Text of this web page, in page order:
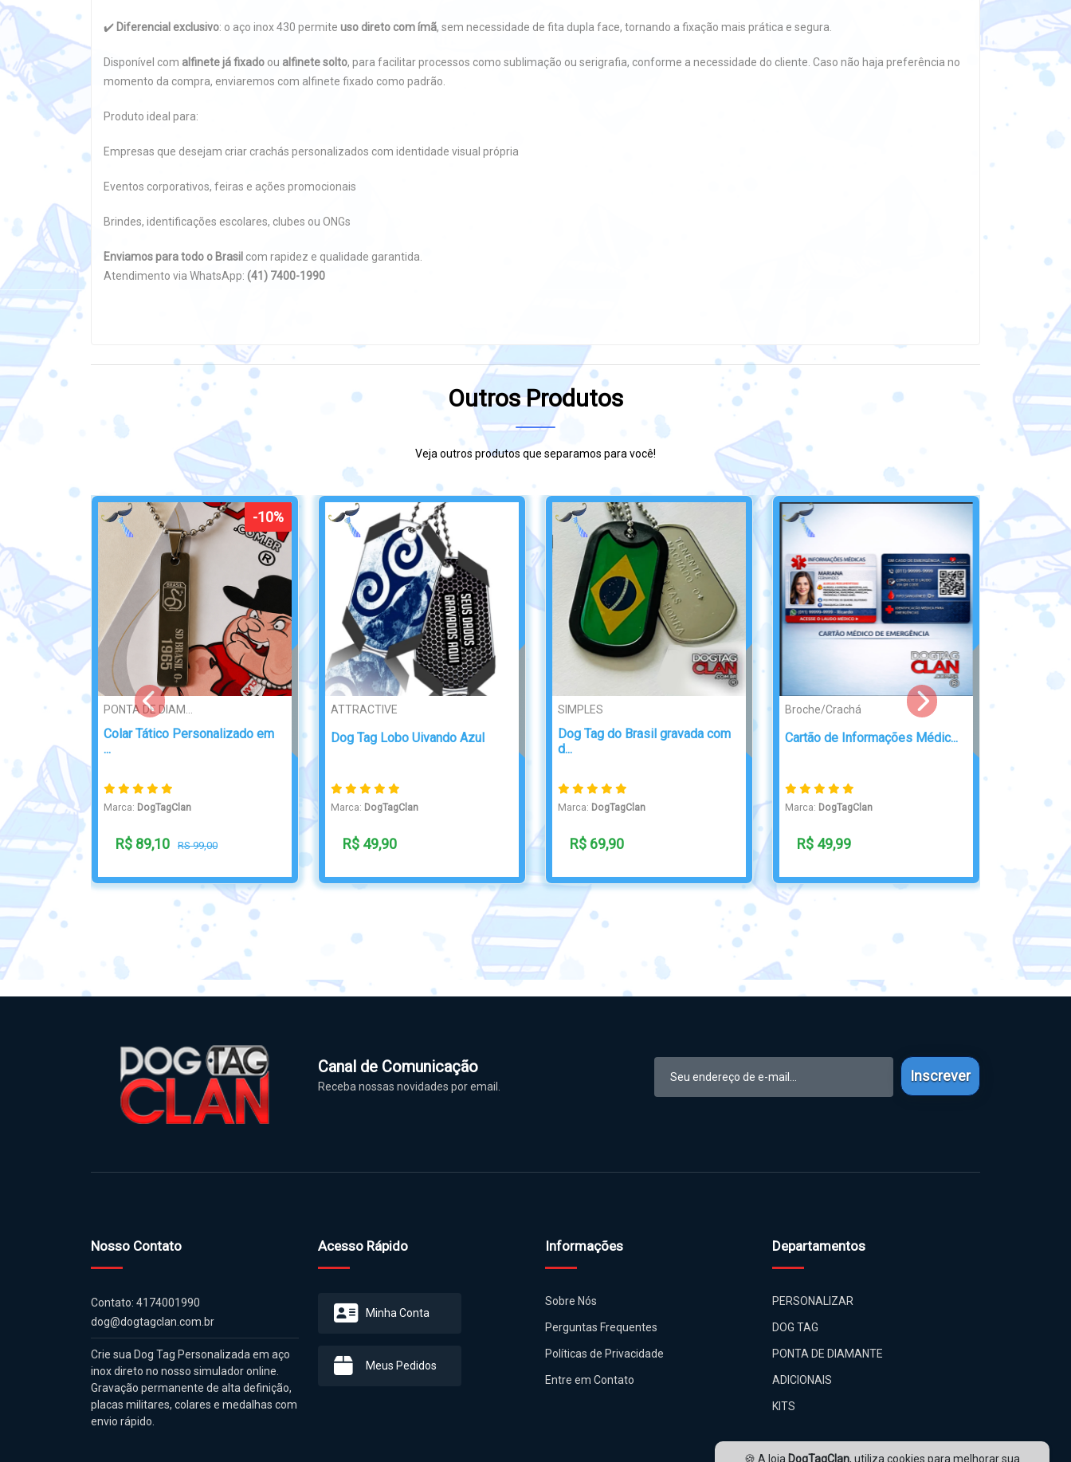
🍪 A loja DogTagClan, utiliza cookies para melhorar sua
✔️ Diferencial exclusivo: o aço inox 430 permite uso direto com ímã, sem necessidade de fita dupla face, tornando a fixação mais prática e segura.
Disponível com alfinete já fixado ou alfinete solto, para facilitar processos como sublimação ou serigrafia, conforme a necessidade do cliente. Caso não haja preferência no
momento da compra, enviaremos com alfinete fixado como padrão.
Produto ideal para:
Empresas que desejam criar crachás personalizados com identidade visual própria
Eventos corporativos, feiras e ações promocionais
Brindes, identificações escolares, clubes ou ONGs
Enviamos para todo o Brasil com rapidez e qualidade garantida.
Atendimento via WhatsApp: (41) 7400-1990
Outros Produtos
Veja outros produtos que separamos para você!
Broche/Crachá
Crachá Broche Inox
Personalizado
Marca: DogTagClan
R$ 55,00
PIN / BROCHE
Pin Bandeira Personalizado
Marca: DogTagClan
R$ 39,00
ATTRACTIVE
Dog Tag Lobo com Rosa Teen
Wolf
Marca: DogTagClan
R$ 49,90
Broche/Crachá
Tarjeta Plaqueta Militar
Marca: DogTagClan
R$ 55,00
Canal de Comunicação
Receba nossas novidades por email.
Inscrever
Nosso Contato
Contato: 4174001990
dog@dogtagclan.com.br
Crie sua Dog Tag Personalizada em aço
inox direto no nosso simulador online.
Gravação permanente de alta definição,
placas militares, colares e medalhas com
envio rápido.
Acesso Rápido
Minha Conta
Meus Pedidos
Informações
Sobre Nós
Perguntas Frequentes
Políticas de Privacidade
Entre em Contato
Departamentos
PERSONALIZAR
DOG TAG
PONTA DE DIAMANTE
ADICIONAIS
KITS